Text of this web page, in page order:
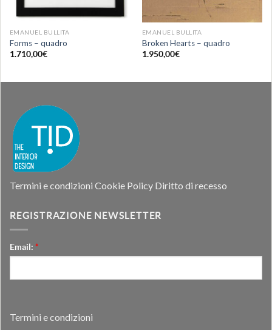
EMANUEL BULLITA
Forms – quadro
1.710,00€
EMANUEL BULLITA
Broken Hearts – quadro
1.950,00€
Termini e condizioni Cookie Policy Diritto di recesso
REGISTRAZIONE NEWSLETTER
Email: *
Termini e condizioni